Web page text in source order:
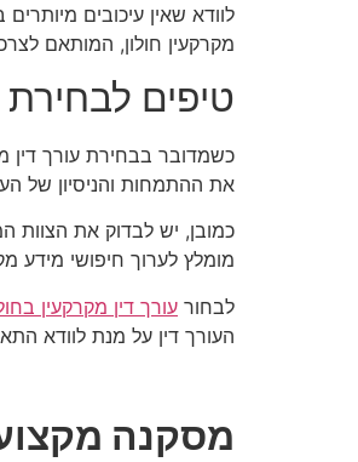
לוודא שאין עיכובים
מקרקעין חולון, המותאם
טיפים לבחירת
כשמדובר בבחירת עורך דין
את ההתמחות והניסיון של
כמובן, יש לבדוק את הצוות
מומלץ לערוך חיפושי מידע
לבחור עורך דין מקרקעין
העורך דין על מנת לוודא
מסקנה